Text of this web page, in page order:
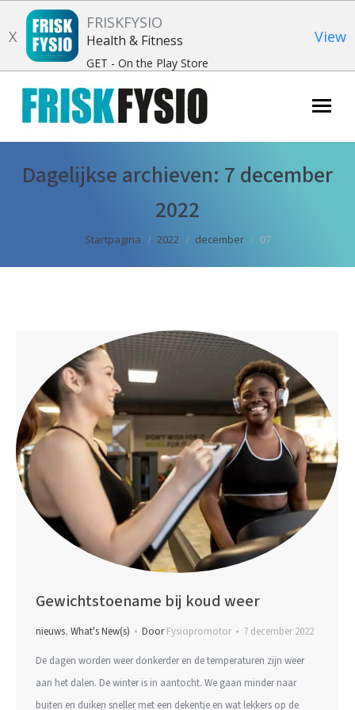
X
FRISKFYSIO
Health & Fitness
GET - On the Play Store
View
Dagelijkse archieven: 7 december
2022
Je bent hier:
Startpagina 2022 december 07
Gewichtstoename bij koud weer
nieuws, What's New(s) DoorFysiopromotor 7 december 2022
De dagen worden weer donkerder en de temperaturen zijn weer
aan het dalen. De winter is in aantocht. We gaan minder naar
buiten en duiken sneller met een dekentje en wat lekkers op de